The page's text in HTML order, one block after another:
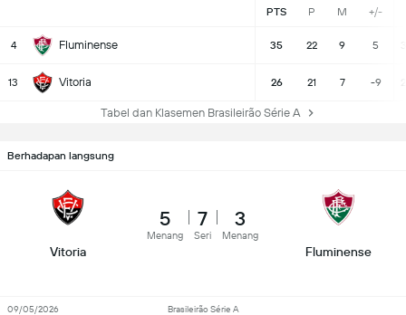
PTS P M +/-
4 Fluminense 35 22 9 5
13 Vitoria 26 21 7 -9
Tabel dan Klasemen Brasileirão Série A
Berhadapan langsung
Vitoria
5
Menang
7
Seri
3
Menang
Fluminense
Brasileirão Série A
09/05/2026